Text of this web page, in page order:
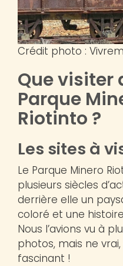
Crédit photo :
Que visiter
Parque
Riotinto ?
Les sites à
Le Parque Minero
plusieurs siècles
derrière elle un
coloré et une
Nous l’avions vu à
photos, mais ne
fascinant !